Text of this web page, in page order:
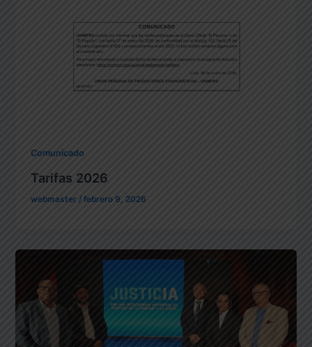
Comunicado
Tarifas 2026
webmaster /febrero 9, 2026